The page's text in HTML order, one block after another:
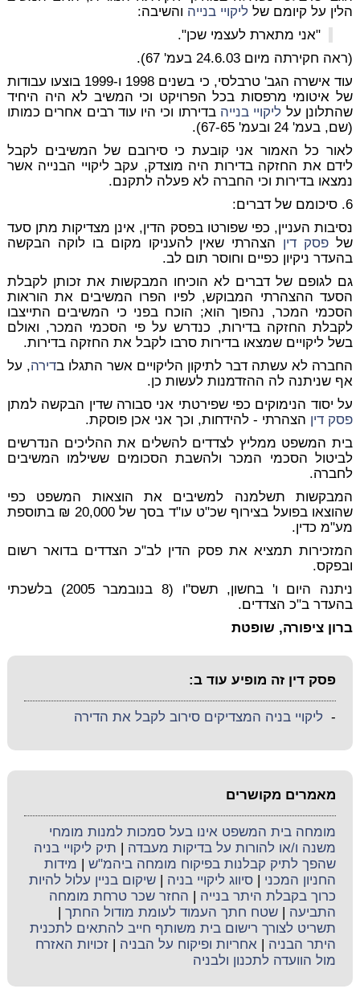
הלין על קיומם של ליקויי בנייה והשיבה:
"אני מתארת לעצמי שכן".
(ראה חקירתה מיום 24.6.03 בעמ' 67).
עוד אישרה הגב' טרבלסי, כי בשנים 1998 ו-1999 בוצעו עבודות
של איטומי מרפסות בכל הפרויקט וכי המשיב לא היה היחיד
שהתלונן על ליקויי בנייה בדירתו וכי היו עוד רבים אחרים כמותו
(שם, בעמ' 24 ובעמ' 67-65).
לאור כל האמור אני קובעת כי סירובם של המשיבים לקבל
לידם את החזקה בדירות היה מוצדק, עקב ליקויי הבנייה אשר
נמצאו בדירות וכי החברה לא פעלה לתקנם.
6. סיכומם של דברים:
נסיבות העניין, כפי שפורטו בפסק הדין, אינן מצדיקות מתן סעד
של פסק דין הצהרתי שאין להעניקו מקום בו לוקה הבקשה
בהעדר ניקיון כפיים וחוסר תום לב.
גם לגופם של דברים לא הוכיחו המבקשות את זכותן לקבלת
הסעד ההצהרתי המבוקש, לפיו הפרו המשיבים את הוראות
הסכמי המכר, נהפוך הוא; הוכח בפני כי המשיבים התייצבו
לקבלת החזקה בדירות, כנדרש על פי הסכמי המכר, ואולם
בשל ליקויים שמצאו בדירות סרבו לקבל את החזקה בדירות.
החברה לא עשתה דבר לתיקון הליקויים אשר התגלו בדירה, על
אף שניתנה לה ההזדמנות לעשות כן.
על יסוד הנימוקים כפי שפירטתי אני סבורה שדין הבקשה למתן
פסק דין הצהרתי - להידחות, וכך אני אכן פוסקת.
בית המשפט ממליץ לצדדים להשלים את ההליכים הנדרשים
לביטול הסכמי המכר ולהשבת הסכומים ששילמו המשיבים
לחברה.
המבקשות תשלמנה למשיבים את הוצאות המשפט כפי
שהוצאו בפועל בצירוף שכ"ט עו"ד בסך של 20,000 ₪ בתוספת
מע"מ כדין.
המזכירות תמציא את פסק הדין לב"כ הצדדים בדואר רשום
ובפקס.
ניתנה היום ו' בחשון, תשס"ו (8 בנובמבר 2005) בלשכתי
בהעדר ב"כ הצדדים.
ברון ציפורה, שופטת
פסק דין זה מופיע עוד ב:
- ליקויי בניה המצדיקים סירוב לקבל את הדירה
מאמרים מקושרים
מומחה בית המשפט אינו בעל סמכות למנות מומחי
משנה ו/או להורות על בדיקות מעבדה
תיק ליקויי בניה
שהפך לתיק קבלנות בפיקוח מומחה ביהמ"ש
מידות
החניון המכני |סיווג ליקויי בניה |שיקום בניין עלול להיות
כרוך בקבלת היתר בנייה
החזר שכר טרחת מומחה
התביעה |שטח חתך העמוד לעומת מודול החתך
תשריט לצורך רישום בית משותף חייב להתאים לתכנית
היתר הבניה |אחריות ופיקוח על הבניה |זכויות האזרח
מול הוועדה לתכנון ולבניה